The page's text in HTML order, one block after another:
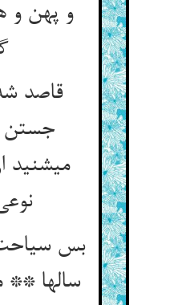
و پهن و
قاصد
می‏شنید
بس
سالها **